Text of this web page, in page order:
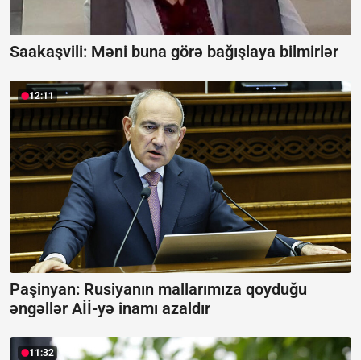
Saakaşvili: Məni buna görə bağışlaya bilmirlər
12:11
Paşinyan: Rusiyanın mallarımıza qoyduğu
əngəllər Aİİ-yə inamı azaldır
11:32